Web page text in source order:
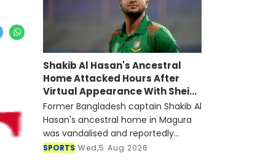
Shakib Al Hasan's Ancestral
Home Attacked Hours After
Virtual Appearance With Sheikh
Hasina
Former Bangladesh captain Shakib Al
Hasan's ancestral home in Magura
was vandalised and reportedly
targeted with a petrol bomb shortly
SPORTS Wed,5 Aug 2026